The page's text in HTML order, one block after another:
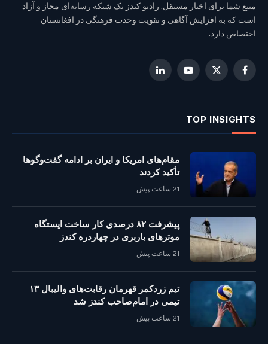
منبع شما برای اخبار مستقل. رادیو کندز یک شبکه رسانه‌ای مجاز و آزاد
است که به افزایش آگاهی و تقویت وحدت فرهنگی در افغانستان
اختصاص دارد.
Facebook
X
YouTube
LinkedIn
TOP INSIGHTS
مقام‌های امریکا و ایران بر ادامه گفت‌وگوها
تأکید کردند
21 ساعت پیش
پیشرفت ۸۲ درصدی کار ساخت ایستگاه
موترهای باربری در چهاردره کندز
21 ساعت پیش
تیم زردکمر قهرمان رقابت‌های والیبال ۱۳
تیمی در امام‌صاحب کندز شد
21 ساعت پیش